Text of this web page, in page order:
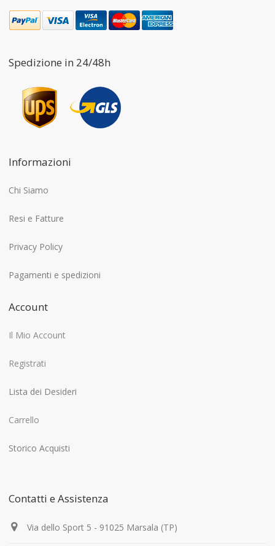
Spedizione in 24/48h
Informazioni
Chi Siamo
Resi e Fatture
Privacy Policy
Pagamenti e spedizioni
Account
Il Mio Account
Registrati
Lista dei Desideri
Carrello
Storico Acquisti
Contatti e Assistenza
Via dello Sport 5 - 91025 Marsala (TP)